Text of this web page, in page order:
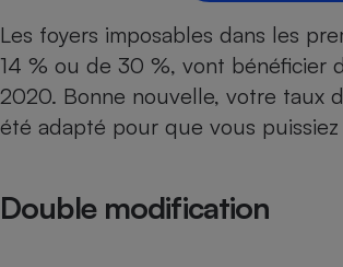
Les foyers imposables dans les
14 % ou de 30 %, vont bénéficier
2020. Bonne nouvelle, votre taux
été adapté pour que vous
Double modification